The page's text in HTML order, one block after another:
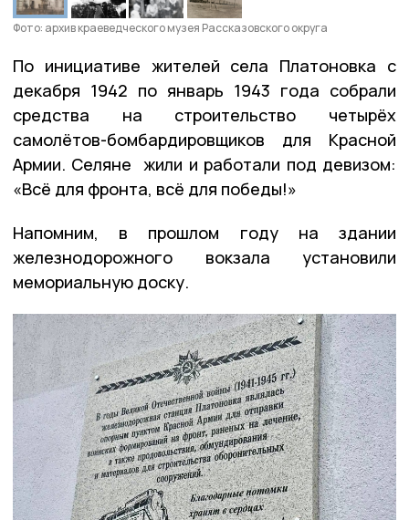
Фото: архив краеведческого музея Рассказовского округа
По инициативе жителей села Платоновка с
декабря 1942 по январь 1943 года собрали
средства на строительство четырёх
самолётов-бомбардировщиков для Красной
Армии. Селяне жили и работали под девизом:
«Всё для фронта, всё для победы!»
Напомним, в прошлом году на здании
железнодорожного вокзала установили
мемориальную доску.